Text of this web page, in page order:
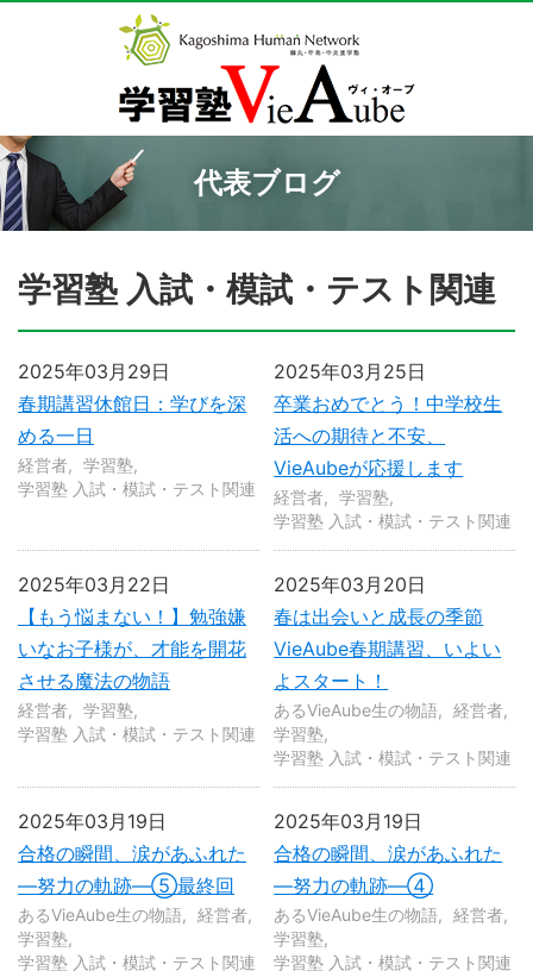
代表ブログ
学習塾 入試・模試・テスト関連
春期講習休館日：学びを深
める一日
2025年03月29日
経営者
学習塾
学習塾 入試・模試・テスト関連
卒業おめでとう！中学校生
活への期待と不安、
VieAubeが応援します
2025年03月25日
経営者
学習塾
学習塾 入試・模試・テスト関連
【もう悩まない！】勉強嫌
いなお子様が、才能を開花
させる魔法の物語
2025年03月22日
経営者
学習塾
学習塾 入試・模試・テスト関連
春は出会いと成長の季節
VieAube春期講習、いよい
よスタート！
2025年03月20日
あるVieAube生の物語
経営者
学習塾
学習塾 入試・模試・テスト関連
合格の瞬間、涙があふれた
—努力の軌跡—⑤最終回
2025年03月19日
あるVieAube生の物語
経営者
学習塾
学習塾 入試・模試・テスト関連
合格の瞬間、涙があふれた
—努力の軌跡—④
2025年03月19日
あるVieAube生の物語
経営者
学習塾
学習塾 入試・模試・テスト関連